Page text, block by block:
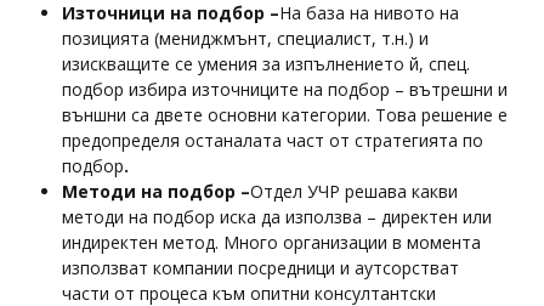
Източници на подбор –На база на нивото на
позицията (мениджмънт, специалист, т.н.) и
изискващите се умения за изпълнението й, спец.
подбор избира източниците на подбор – вътрешни и
външни са двете основни категории. Това решение е
предопределя останалата част от стратегията по
подбор.
Методи на подбор –Отдел УЧР решава какви
методи на подбор иска да използва – директен или
индиректен метод. Много организации в момента
използват компании посредници и аутсорстват
части от процеса към опитни консултантски